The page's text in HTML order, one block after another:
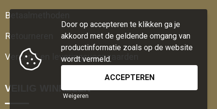
Betaalmethoden
Retourneren
Verzend en leveringsvoorwaarden
VEILIG WINKELEN
Door op accepteren te klikken ga je
akkoord met de geldende omgang van
productinformatie zoals op de website
wordt vermeld.
Weigeren